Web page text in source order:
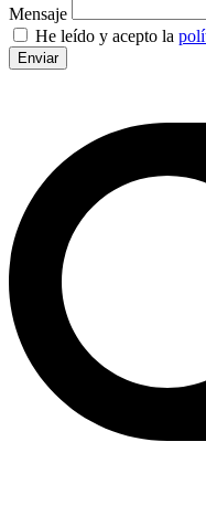
Mensaje
He leído y acepto la
Enviar